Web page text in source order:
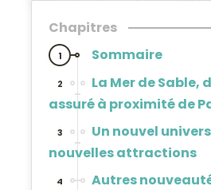
Chapitres
1 Sommaire
2
La Mer de Sable,
assuré à proximité de
3
Un nouvel
nouvelles attractions
4 Autres